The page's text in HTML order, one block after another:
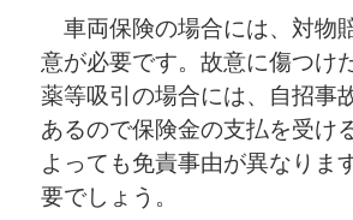
車両保険の場合には、対物
意が必要です。故意に傷つけ
薬等吸引の場合には、自招事
あるので保険金の支払を受け
よっても免責事由が異なりま
要でしょう。